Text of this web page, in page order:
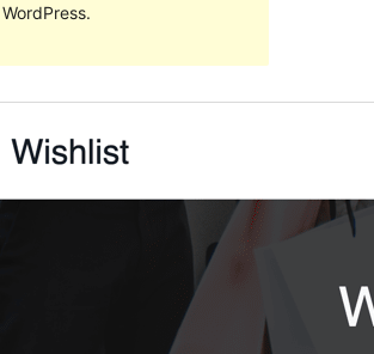
WordPress.